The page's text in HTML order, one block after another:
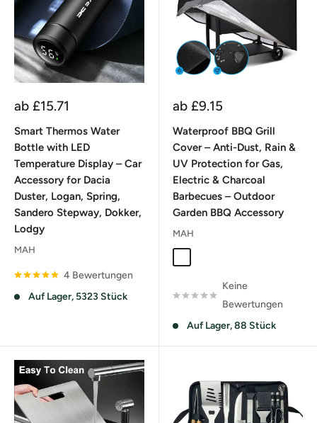
Sonderpreis
ab £15.71
Smart Thermos Water
Bottle with LED
Temperature Display – Car
Accessory for Dacia
Duster, Logan, Spring,
Sandero Stepway, Dokker,
Lodgy
MAH
4 Bewertungen
Auf Lager, 5323 Stück
Sonderpreis
ab £9.15
Waterproof BBQ Grill
Cover – Anti-Dust, Rain &
UV Protection for Gas,
Electric & Charcoal
Barbecues – Outdoor
Garden BBQ Accessory
MAH
Keine
Bewertungen
Auf Lager, 88 Stück